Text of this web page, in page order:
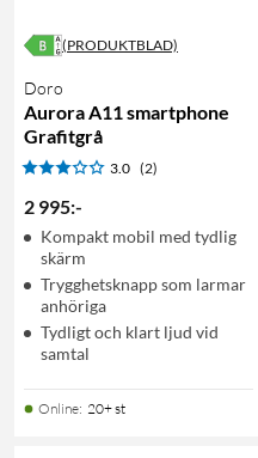
(PRODUKTBLAD)
Doro
Aurora A11 smartphone
Grafitgrå
3.0 (2)
2 995:-
Kompakt mobil med tydlig
skärm
Trygghetsknapp som larmar
anhöriga
Tydligt och klart ljud vid
samtal
Online: 20+ st